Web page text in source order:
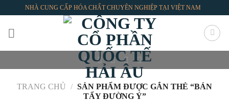
content
NHÀ CUNG CẤP HÓA CHẤT CHUYÊN NGHIỆP TẠI VIỆT NAM
TRANG CHỦ / SẢN PHẨM ĐƯỢC GẮN THẺ “BÁN
TẨY ĐƯỜNG Ý”